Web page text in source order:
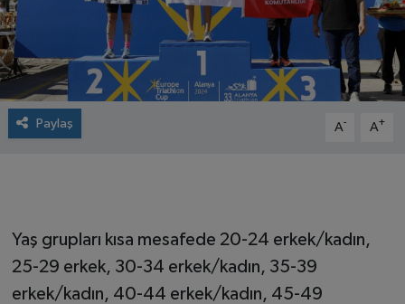
Paylaş A- A+
Yaş grupları kısa mesafede 20-24 erkek/kadın,
25-29 erkek, 30-34 erkek/kadın, 35-39
erkek/kadın, 40-44 erkek/kadın, 45-49